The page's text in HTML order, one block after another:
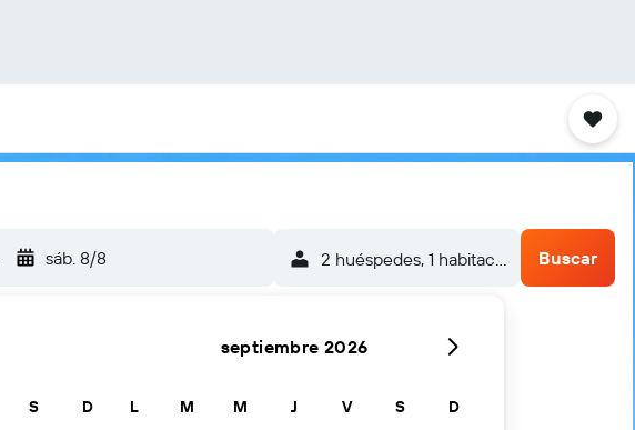
sáb. 8/8 2 huéspedes, 1 habitación Buscar
S D
septiembre 2026
L M M J V S D